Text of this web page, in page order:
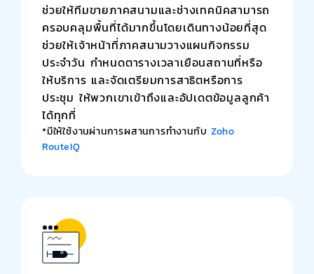
ช่วยให้ทีมขายภาคสนามและช่างเทคนิคสามารถ
ครอบคลุมพื้นที่ได้มากขึ้นโดยเดินทางน้อยที่สุด
ช่วยให้เจ้าหน้าที่ภาคสนามวางแผนกิจกรรม
ประจำวัน กำหนดตารางเวลาเยือนสถานที่หรือ
ให้บริการ และจัดเตรียมการสาธิตหรือการ
ประชุม ให้พวกเขาเข้าถึงและอัปเดตข้อมูลลูกค้า
ได้ทุกที่
*มีให้ใช้งานผ่านการผสานการทำงานกับZoho
RouteIQ